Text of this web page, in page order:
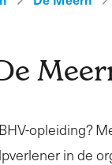
opleiding?
in de